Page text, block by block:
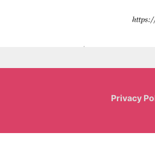
Privacy